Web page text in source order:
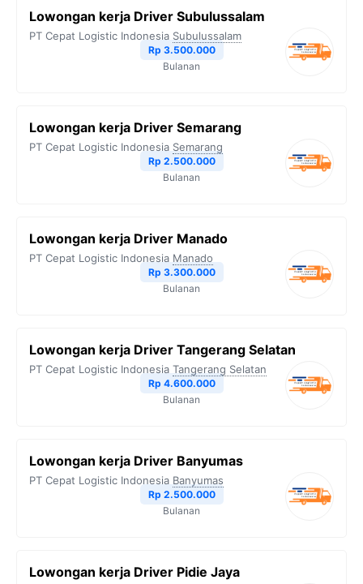
Lowongan kerja Driver Subulussalam
PT Cepat Logistic Indonesia Subulussalam
Rp 3.500.000
Bulanan
Lowongan kerja Driver Semarang
PT Cepat Logistic Indonesia Semarang
Rp 2.500.000
Bulanan
Lowongan kerja Driver Manado
PT Cepat Logistic Indonesia Manado
Rp 3.300.000
Bulanan
Lowongan kerja Driver Tangerang Selatan
PT Cepat Logistic Indonesia Tangerang Selatan
Rp 4.600.000
Bulanan
Lowongan kerja Driver Banyumas
PT Cepat Logistic Indonesia Banyumas
Rp 2.500.000
Bulanan
Lowongan kerja Driver Pidie Jaya